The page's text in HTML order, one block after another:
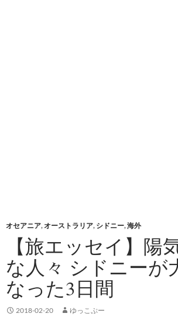
オセアニア,オーストラリア, シドニー,海外
【旅エッセイ】陽
な人々 シドニーが
なった3日間
2018-02-20 ゆっこぷー